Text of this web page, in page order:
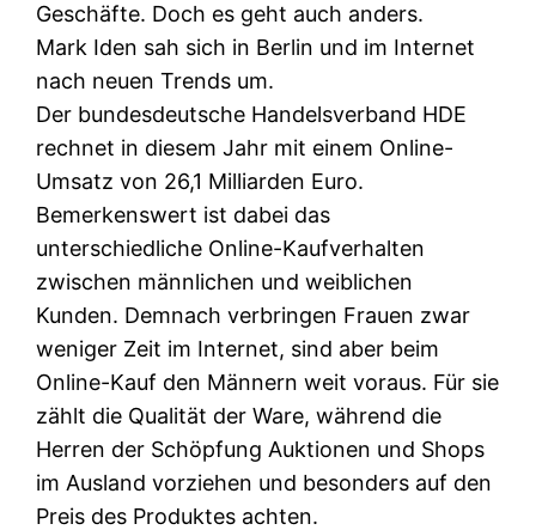
Geschäfte. Doch es geht auch anders.
Mark Iden sah sich in Berlin und im Internet
nach neuen Trends um.
Der bundesdeutsche Handelsverband HDE
rechnet in diesem Jahr mit einem Online-
Umsatz von 26,1 Milliarden Euro.
Bemerkenswert ist dabei das
unterschiedliche Online-Kaufverhalten
zwischen männlichen und weiblichen
Kunden. Demnach verbringen Frauen zwar
weniger Zeit im Internet, sind aber beim
Online-Kauf den Männern weit voraus. Für sie
zählt die Qualität der Ware, während die
Herren der Schöpfung Auktionen und Shops
im Ausland vorziehen und besonders auf den
Preis des Produktes achten.